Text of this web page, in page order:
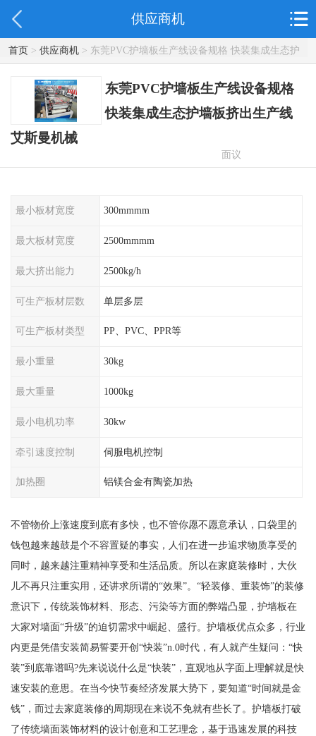
供应商机
首页> 供应商机> 东莞PVC护墙板生产线设备规格 快装集成生态护
墙板挤出生产线 艾斯曼机械
东莞PVC护墙板生产线设备规格
快装集成生态护墙板挤出生产线
艾斯曼机械
面议
最小板材宽度 300mmmm
最大板材宽度 2500mmmm
最大挤出能力 2500kg/h
可生产板材层数 单层多层
可生产板材类型 PP、PVC、PPR等
最小重量 30kg
最大重量 1000kg
最小电机功率 30kw
牵引速度控制 伺服电机控制
加热圈 铝镁合金有陶瓷加热
不管物价上涨速度到底有多快，也不管你愿不愿意承认，口袋里的
钱包越来越鼓是个不容置疑的事实，人们在进一步追求物质享受的
同时，越来越注重精神享受和生活品质。所以在家庭装修时，大伙
儿不再只注重实用，还讲求所谓的“效果”。“轻装修、重装饰”的装修
意识下，传统装饰材料、形态、污染等方面的弊端凸显，护墙板在
大家对墙面“升级”的迫切需求中崛起、盛行。护墙板优点众多，行业
内更是凭借安装简易誓要开创“快装”n.0时代，有人就产生疑问：“快
装”到底靠谱吗?先来说说什么是“快装”，直观地从字面上理解就是快
速安装的意思。在当今快节奏经济发展大势下，要知道“时间就是金
钱”，而过去家庭装修的周期现在来说不免就有些长了。护墙板打破
了传统墙面装饰材料的设计创意和工艺理念，基于迅速发展的科技